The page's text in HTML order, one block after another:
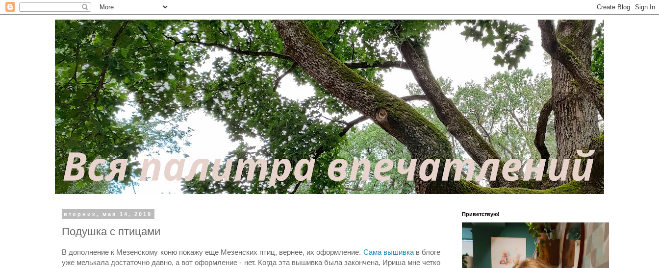
вторник, мая 14, 2019
Подушка с птицами
В дополнение к Мезенскому коню покажу еще Мезенских птиц, вернее, их оформление. Сама вышивкав блоге
уже мелькала достаточно давно, а вот оформление - нет. Когда эта вышивка была закончена, Ириша мне четко
Приветствую!